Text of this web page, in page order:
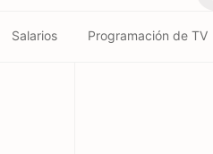
Salarios Programación de TV